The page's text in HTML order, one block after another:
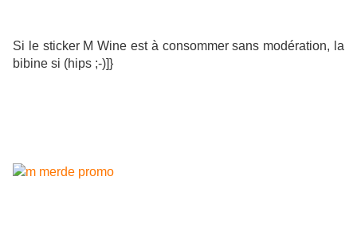
Si le sticker M Wine est à consommer sans modération, la
bibine si (hips ;-)]}